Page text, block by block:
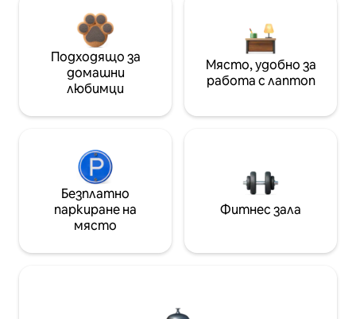
Подходящо за
домашни
любимци
Място, удобно за
работа с лаптоп
Безплатно
паркиране на
място
Фитнес зала